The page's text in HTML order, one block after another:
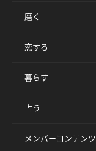
磨く
恋する
暮らす
占う
メンバーコンテンツ